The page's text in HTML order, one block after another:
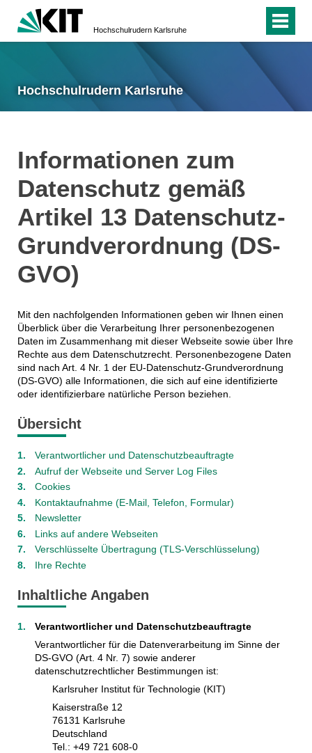
Hochschulrudern Karlsruhe
Hochschulrudern Karlsruhe
Informationen zum
Datenschutz gemäß
Artikel 13 Datenschutz-
Grundverordnung (DS-
GVO)
Mit den nachfolgenden Informationen geben wir Ihnen einen
Überblick über die Verarbeitung Ihrer personenbezogenen
Daten im Zusammenhang mit dieser Webseite sowie über Ihre
Rechte aus dem Datenschutzrecht. Personenbezogene Daten
sind nach Art. 4 Nr. 1 der EU-Datenschutz-Grundverordnung
(DS-GVO) alle Informationen, die sich auf eine identifizierte
oder identifizierbare natürliche Person beziehen.
Übersicht
Verantwortlicher und Datenschutzbeauftragte
Aufruf der Webseite und Server Log Files
Cookies
Kontaktaufnahme (E-Mail, Telefon, Formular)
Newsletter
Links auf andere Webseiten
Verschlüsselte Übertragung (TLS-Verschlüsselung)
Ihre Rechte
Inhaltliche Angaben
Verantwortlicher und Datenschutzbeauftragte
Verantwortlicher für die Datenverarbeitung im Sinne der
DS-GVO (Art. 4 Nr. 7) sowie anderer
datenschutzrechtlicher Bestimmungen ist:
Karlsruher Institut für Technologie (KIT)
Kaiserstraße 12
76131 Karlsruhe
Deutschland
Tel.: +49 721 608-0